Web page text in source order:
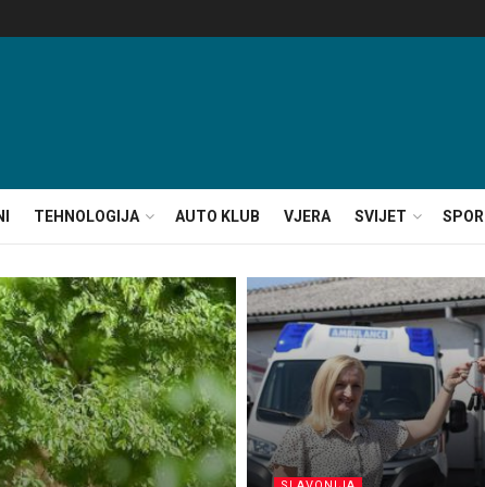
TEHNOLOGIJA AUTO KLUB VJERA SVIJET